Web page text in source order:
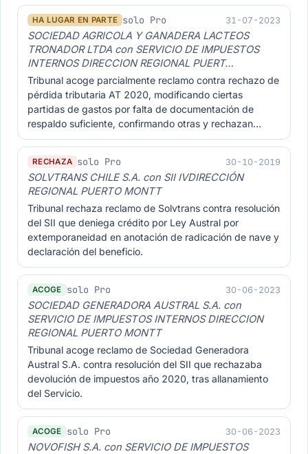
HA LUGAR EN PARTE solo Pro 31-07-2023
SOCIEDAD AGRICOLA Y GANADERA LACTEOS
TRONADOR LTDA con SERVICIO DE IMPUESTOS
INTERNOS DIRECCION REGIONAL PUERT…
Tribunal acoge parcialmente reclamo contra rechazo de
pérdida tributaria AT 2020, modificando ciertas
partidas de gastos por falta de documentación de
respaldo suficiente, confirmando otras y rechazan…
RECHAZA solo Pro 30-10-2019
SOLVTRANS CHILE S.A. con SII IVDIRECCIÓN
REGIONAL PUERTO MONTT
Tribunal rechaza reclamo de Solvtrans contra resolución
del SII que deniega crédito por Ley Austral por
extemporaneidad en anotación de radicación de nave y
declaración del beneficio.
ACOGE solo Pro 30-06-2023
SOCIEDAD GENERADORA AUSTRAL S.A. con
SERVICIO DE IMPUESTOS INTERNOS DIRECCION
REGIONAL PUERTO MONTT
Tribunal acoge reclamo de Sociedad Generadora
Austral S.A. contra resolución del SII que rechazaba
devolución de impuestos año 2020, tras allanamiento
del Servicio.
ACOGE solo Pro 30-06-2023
NOVOFISH S.A. con SERVICIO DE IMPUESTOS